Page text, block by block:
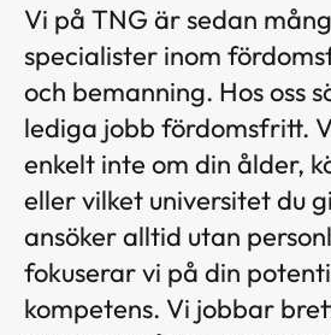
Vi på TNG är sedan
specialister inom
och bemanning. Hos oss
lediga jobb fördomsfritt.
enkelt inte om din ålder,
eller vilket universitet du
ansöker alltid utan
fokuserar vi på din
kompetens. Vi jobbar